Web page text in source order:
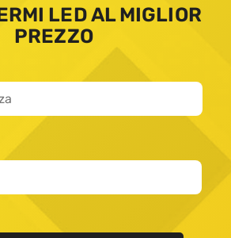
LED AL MIGLIOR
PREZZO